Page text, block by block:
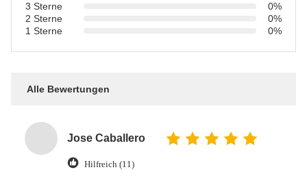
3 Sterne
0%
2 Sterne
0%
1 Sterne
0%
Alle Bewertungen
Jose Caballero
Hilfreich (11)